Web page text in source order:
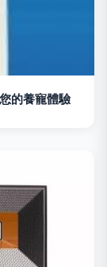
的養寵體驗